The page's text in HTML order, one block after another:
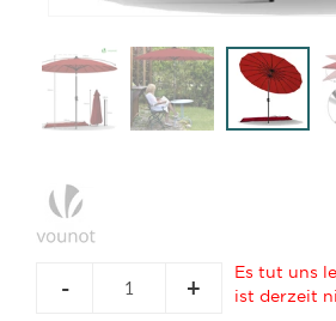
- +
Es tut uns
ist derzeit